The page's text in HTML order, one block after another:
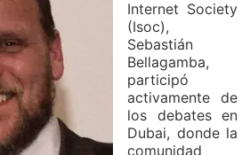
Internet Society
(Isoc),
Sebastián
Bellagamba,
participó
activamente de
los debates en
Dubai, donde la
comunidad